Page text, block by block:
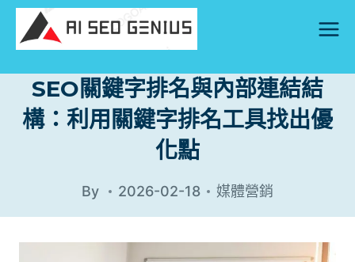
Skip
content
SEO關鍵字排名與內部連結結
構：利用關鍵字排名工具找出優
化點
By 2026-02-18 媒體營銷